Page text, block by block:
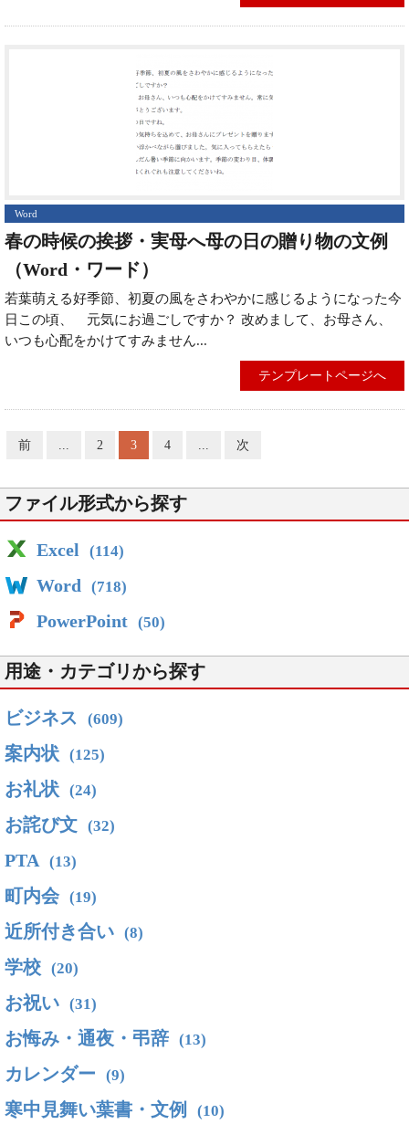
Word
春の時候の挨拶・実母へ母の日の贈り物の文例
（Word・ワード）
若葉萌える好季節、初夏の風をさわやかに感じるようになった今
日この頃、 元気にお過ごしですか？ 改めまして、お母さん、
いつも心配をかけてすみません...
テンプレートページへ
前 ... 2 3 4 ... 次
ファイル形式から探す
Excel (114)
Word (718)
PowerPoint (50)
用途・カテゴリから探す
ビジネス (609)
案内状 (125)
お礼状 (24)
お詫び文 (32)
PTA (13)
町内会 (19)
近所付き合い (8)
学校 (20)
お祝い (31)
お悔み・通夜・弔辞 (13)
カレンダー (9)
寒中見舞い葉書・文例 (10)